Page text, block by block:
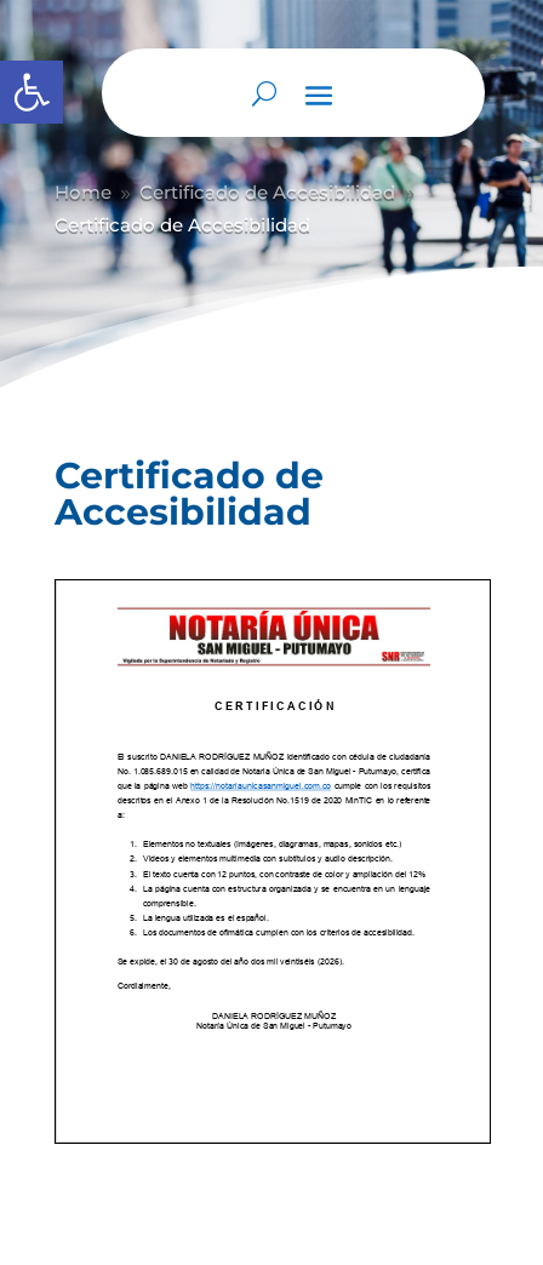
Abrir barra de herramientas
Home 9 Certificado de Accesibilidad 9
Certificado de Accesibilidad
Certificado de
Accesibilidad